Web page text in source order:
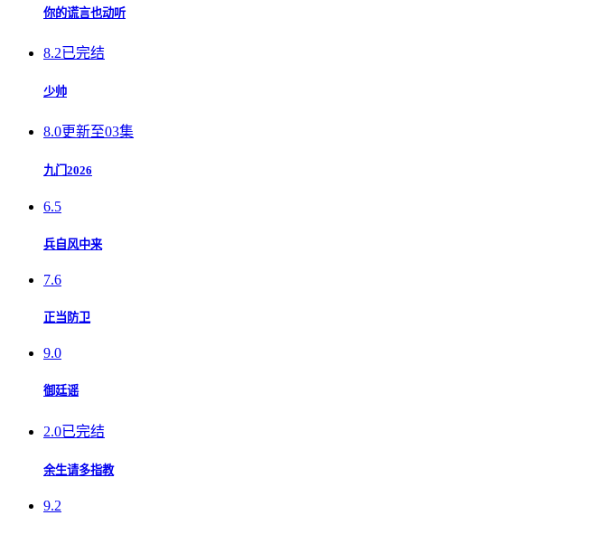
你的谎言也动听
8.2已完结
少帅
8.0更新至03集
九门2026
6.5
兵自风中来
7.6
正当防卫
9.0
御廷谣
2.0已完结
余生请多指教
9.2